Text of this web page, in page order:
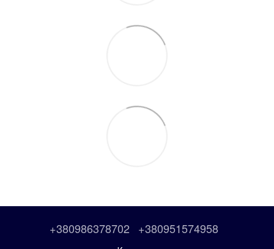
+380986378702 +380951574958